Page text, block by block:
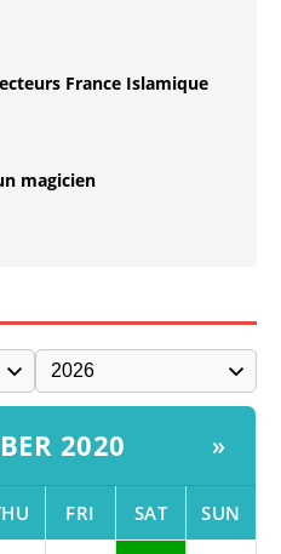
France Islamique
magicien
2020 »
FRI SAT SUN